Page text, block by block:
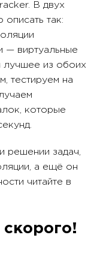
В двух
так:
— виртуальные
лучшее из обоих
тестируем на
которые
решении задач,
а ещё он
читайте в